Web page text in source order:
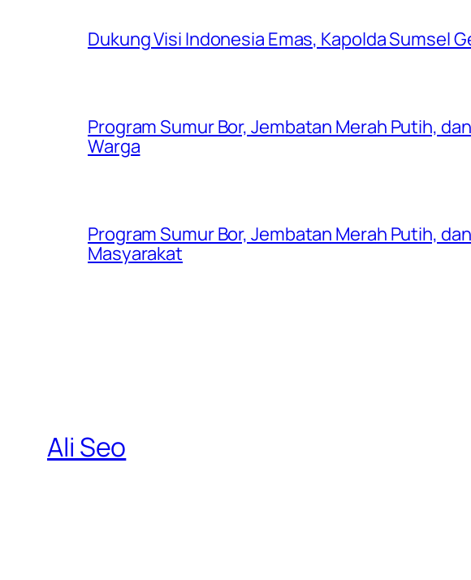
Dukung Visi Indonesia Emas, Kapolda Sumsel
Program Sumur Bor, Jembatan Merah Putih,
Warga
Program Sumur Bor, Jembatan Merah Putih,
Masyarakat
Ali Seo